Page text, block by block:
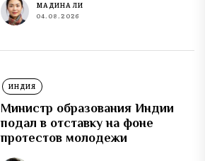
МАДИНА ЛИ
04.08.2026
ИНДИЯ
Министр образования Индии
подал в отставку на фоне
протестов молодежи